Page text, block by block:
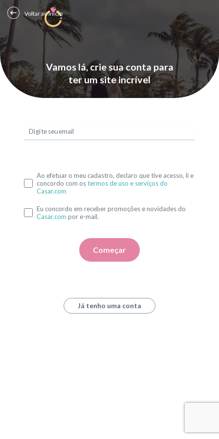
Vamos lá, crie sua conta para
ter um site incrível
Voltar ao Início
Digite seu email
Ao efetuar o meu cadastro, declaro que tive acesso, li e
concordo com ostermos de uso e serviços do
Casar.com
Eu concordo em receber promoções e novidades do
Casar.com por e-mail.
Começar
Já tenho uma conta